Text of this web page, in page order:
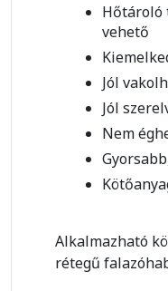
Hőtároló
vehető
Jól
Jól
Nem
Alkalmazható
rétegű